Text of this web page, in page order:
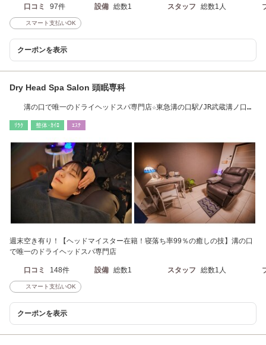
口コミ 97件 設備 総数1 スタッフ 総数1人
スマート支払いOK
クーポンを表示
Dry Head Spa Salon 頭眠専科
溝の口で唯一のドライヘッドスパ専門店☆東急溝の口駅/JR武蔵溝ノ口駅
ﾘﾗｸ 整体･ｶｲﾛ ｴｽﾃ
週末空き有り！【ヘッドマイスター在籍！寝落ち率99％の癒しの技】溝の口
で唯一のドライヘッドスパ専門店
口コミ 148件 設備 総数1 スタッフ 総数1人
スマート支払いOK
クーポンを表示